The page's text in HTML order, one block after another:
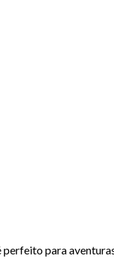
para